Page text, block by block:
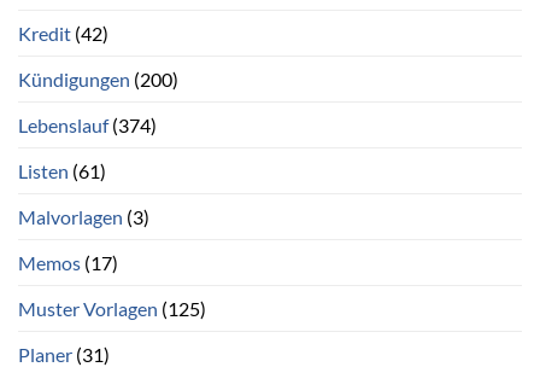
Kredit (42)
Kündigungen (200)
Lebenslauf(374)
Listen (61)
Malvorlagen (3)
Memos (17)
Muster Vorlagen (125)
Planer (31)